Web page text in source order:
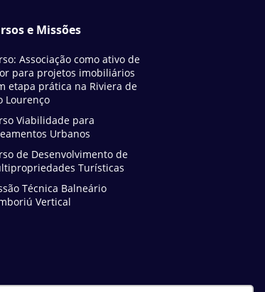
e Missões
Associação como ativo de
para projetos imobiliários
etapa prática na Riviera de
Lourenço
Viabilidade para
Urbanos
de Desenvolvimento de
Turísticas
Técnica Balneário
Vertical